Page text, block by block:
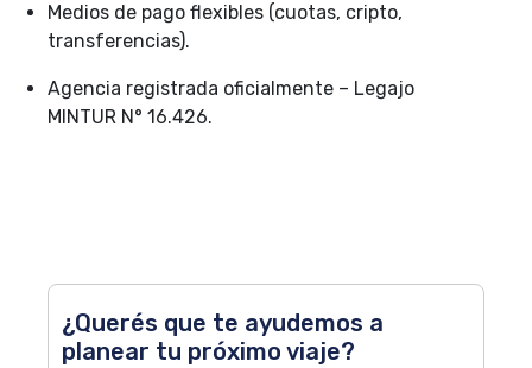
Medios de pago flexibles (cuotas, cripto,
transferencias).
Agencia registrada oficialmente – Legajo
MINTUR N° 16.426.
¿Querés que te ayudemos a
planear tu próximo viaje?